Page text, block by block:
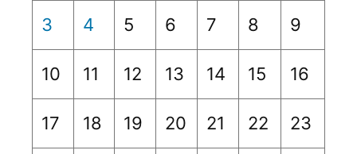
3 4 5 6 7 8 9
10 11 12 13 14 15 16
17 18 19 20 21 22 23